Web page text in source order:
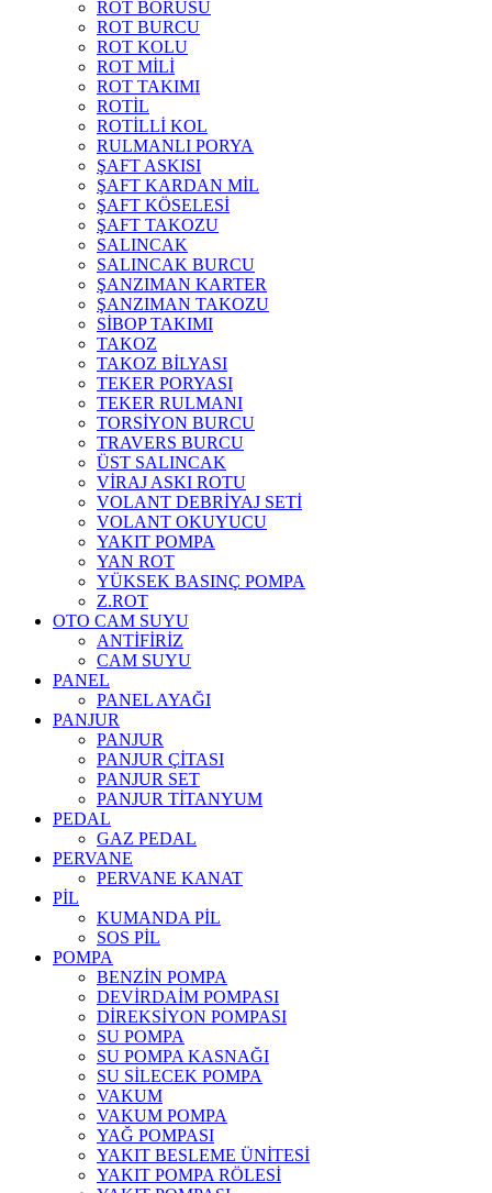
ROT BORUSU
ROT BURCU
ROT KOLU
ROT MİLİ
ROT TAKIMI
ROTİL
ROTİLLİ KOL
RULMANLI PORYA
ŞAFT ASKISI
ŞAFT KARDAN MİL
ŞAFT KÖSELESİ
ŞAFT TAKOZU
SALINCAK
SALINCAK BURCU
ŞANZIMAN KARTER
ŞANZIMAN TAKOZU
SİBOP TAKIMI
TAKOZ
TAKOZ BİLYASI
TEKER PORYASI
TEKER RULMANI
TORSİYON BURCU
TRAVERS BURCU
ÜST SALINCAK
VİRAJ ASKI ROTU
VOLANT DEBRİYAJ SETİ
VOLANT OKUYUCU
YAKIT POMPA
YAN ROT
YÜKSEK BASINÇ POMPA
Z.ROT
OTO CAM SUYU
ANTİFİRİZ
CAM SUYU
PANEL
PANEL AYAĞI
PANJUR
PANJUR
PANJUR ÇİTASI
PANJUR SET
PANJUR TİTANYUM
PEDAL
GAZ PEDAL
PERVANE
PERVANE KANAT
PİL
KUMANDA PİL
SOS PİL
POMPA
BENZİN POMPA
DEVİRDAİM POMPASI
DİREKSİYON POMPASI
SU POMPA
SU POMPA KASNAĞI
SU SİLECEK POMPA
VAKUM
VAKUM POMPA
YAĞ POMPASI
YAKIT BESLEME ÜNİTESİ
YAKIT POMPA RÖLESİ